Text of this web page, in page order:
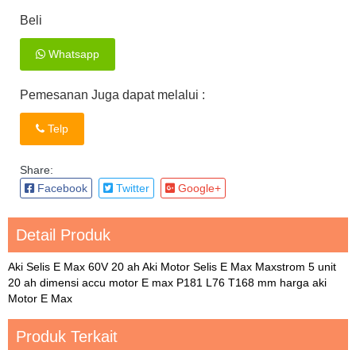
Beli
Whatsapp
Pemesanan Juga dapat melalui :
Telp
Share:
Facebook
Twitter Google+
Detail Produk
Aki Selis E Max 60V 20 ah Aki Motor Selis E Max Maxstrom 5 unit
20 ah dimensi accu motor E max P181 L76 T168 mm harga aki
Motor E Max
Produk Terkait